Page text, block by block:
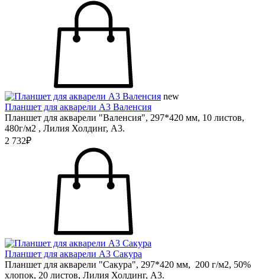
new
Планшет для акварели А3 Валенсия
Планшет для акварели "Валенсия", 297*420 мм, 10 листов,
480г/м2 , Лилия Холдинг, А3.
2 732₽
Планшет для акварели А3 Сакура
Планшет для акварели "Сакура", 297*420 мм, 200 г/м2, 50%
хлопок, 20 листов, Лилия Холдинг, А3.